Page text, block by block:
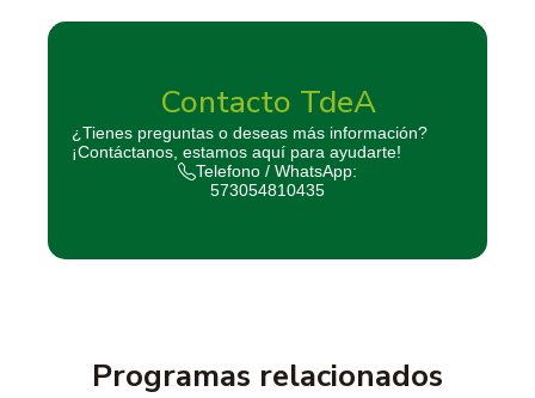
Contacto TdeA
¿Tienes preguntas o deseas más información?
¡Contáctanos, estamos aquí para ayudarte!
Telefono / WhatsApp:
573054810435
Programas relacionados